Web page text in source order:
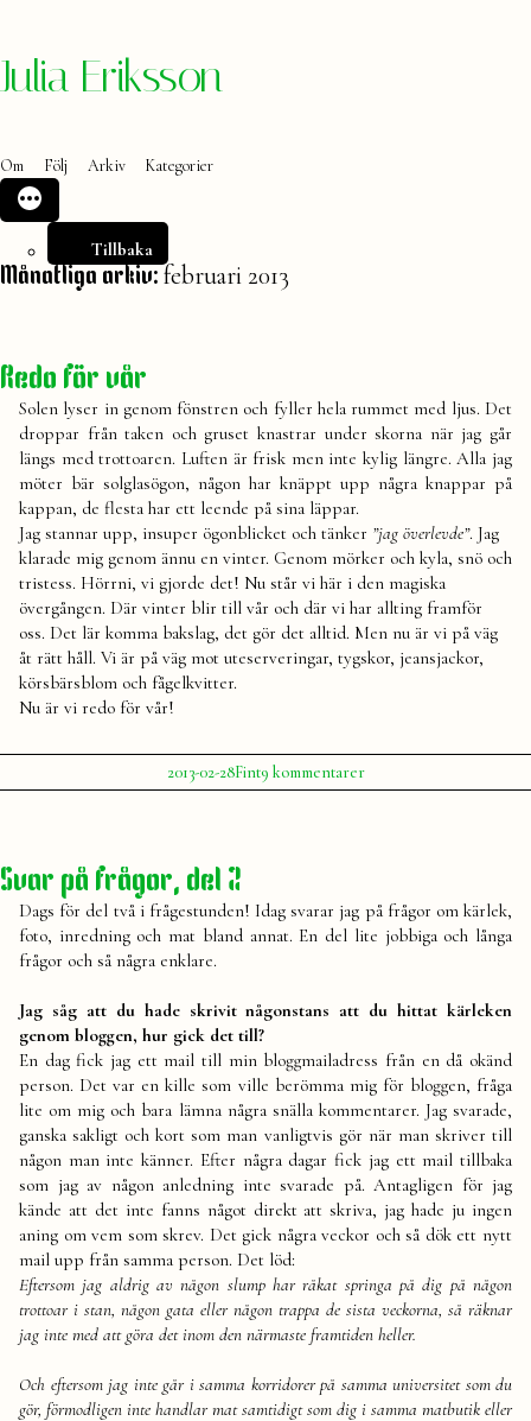
Hoppa
Julia Eriksson
Om Följ Arkiv Kategorier
Tillbaka
Månatliga arkiv: februari 2013
Redo för vår
Solen lyser in genom fönstren och fyller hela rummet med ljus. Det
droppar från taken och gruset knastrar under skorna när jag går
längs med trottoaren. Luften är frisk men inte kylig längre. Alla jag
möter bär solglasögon, någon har knäppt upp några knappar på
kappan, de flesta har ett leende på sina läppar.
Jag stannar upp, insuper ögonblicket och tänker ”jag överlevde”. Jag
klarade mig genom ännu en vinter. Genom mörker och kyla, snö och
tristess. Hörrni, vi gjorde det! Nu står vi här i den magiska
övergången. Där vinter blir till vår och där vi har allting framför
oss. Det lär komma bakslag, det gör det alltid. Men nu är vi på väg
åt rätt håll. Vi är på väg mot uteserveringar, tygskor, jeansjackor,
körsbärsblom och fågelkvitter.
Nu är vi redo för vår!
Publicerat
av
Julia
2013-02-28Publicerat
i
Fint9 kommentarertill
Redo
Svar på frågor, del 2
Dags för del två i frågestunden! Idag svarar jag på frågor om kärlek,
foto, inredning och mat bland annat. En del lite jobbiga och långa
frågor och så några enklare.
Jag såg att du hade skrivit någonstans att du hittat kärleken
genom bloggen, hur gick det till?
En dag fick jag ett mail till min bloggmailadress från en då okänd
person. Det var en kille som ville berömma mig för bloggen, fråga
lite om mig och bara lämna några snälla kommentarer. Jag svarade,
ganska sakligt och kort som man vanligtvis gör när man skriver till
någon man inte känner. Efter några dagar fick jag ett mail tillbaka
som jag av någon anledning inte svarade på. Antagligen för jag
kände att det inte fanns något direkt att skriva, jag hade ju ingen
aning om vem som skrev. Det gick några veckor och så dök ett nytt
mail upp från samma person. Det löd:
Eftersom jag aldrig av någon slump har råkat springa på dig på någon
trottoar i stan, någon gata eller någon trappa de sista veckorna, så räknar
jag inte med att göra det inom den närmaste framtiden heller.
Och eftersom jag inte går i samma korridorer på samma universitet som du
gör, förmodligen inte handlar mat samtidigt som dig i samma matbutik eller